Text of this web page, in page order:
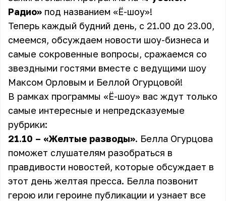
Радио» под названием «Ё-шоу»!
Теперь каждый будний день, с 21.00 до 23.00,
смеемся, обсуждаем новости шоу-бизнеса и
самые сокровенные вопросы, сражаемся со
звездными гостями вместе с ведущими шоу
Максом Орловым и Беллой Огурцовой!
В рамках программы «Ё-шоу» вас ждут только
самые интересные и непредсказуемые
рубрики:
21.10 – «Желтые разводы». Белла Огурцова
поможет слушателям разобраться в
правдивости новостей, которые обсуждает в
этот день желтая пресса. Белла позвонит
герою или героине публикации и узнает все